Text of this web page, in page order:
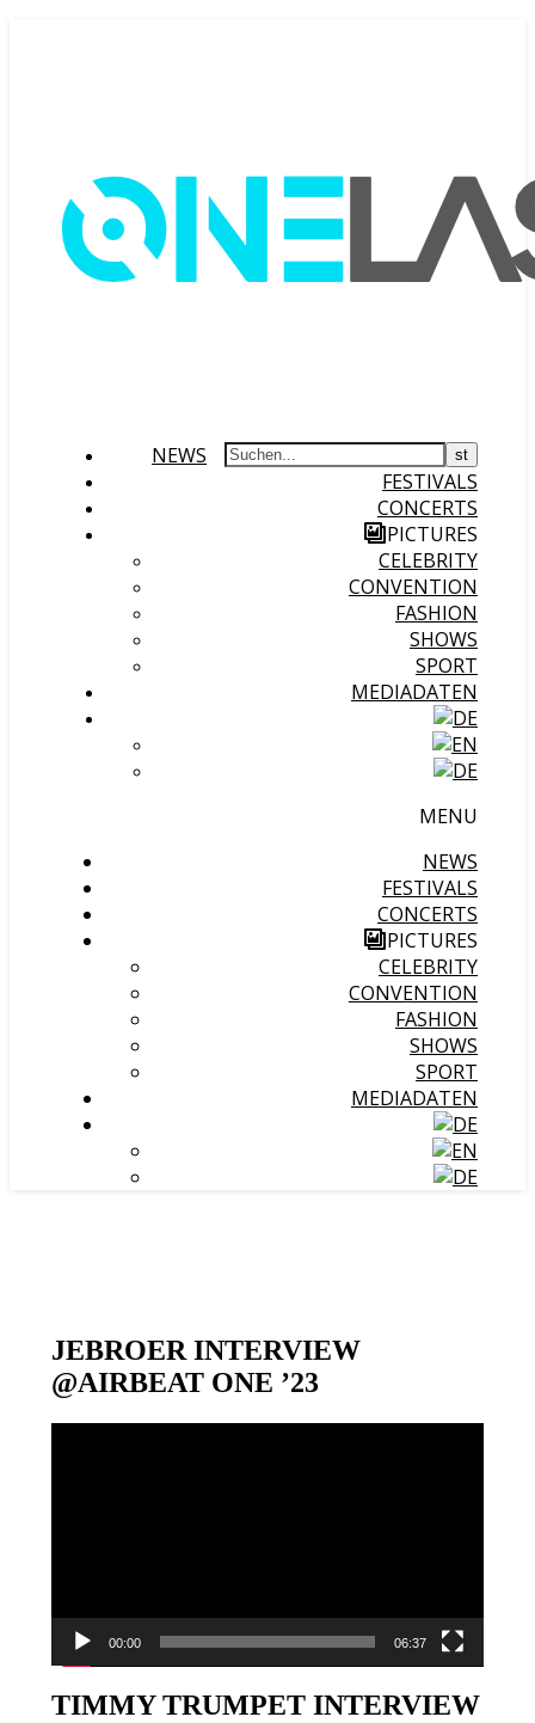
NEWS
FESTIVALS
CONCERTS
PICTURES
CELEBRITY
CONVENTION
FASHION
SHOWS
SPORT
MEDIADATEN
MENU
NEWS
FESTIVALS
CONCERTS
PICTURES
CELEBRITY
CONVENTION
FASHION
SHOWS
SPORT
MEDIADATEN
JEBROER INTERVIEW
@AIRBEAT ONE ’23
00:00 06:37
TIMMY TRUMPET INTERVIEW